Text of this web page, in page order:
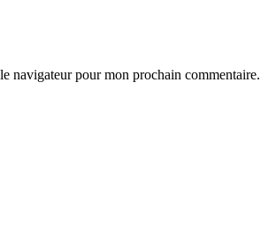
navigateur pour mon prochain commentaire.